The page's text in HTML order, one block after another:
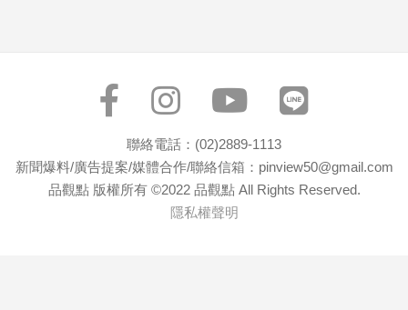
點】
聯絡電話：(02)2889-1113
新聞爆料/廣告提案/媒體合作/聯絡信箱：pinview50@gmail.com
品觀點 版權所有 ©2022 品觀點 All Rights Reserved.
隱私權聲明